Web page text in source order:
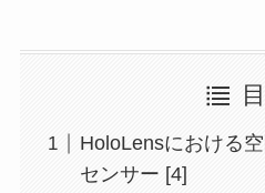
HoloLensにおける
センサー [4]